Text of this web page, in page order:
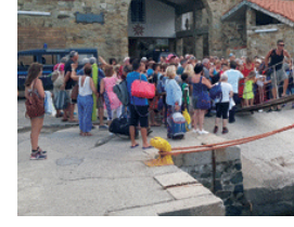
INDUSTRIA
RICERCA
ECONOMIA
TURISMO